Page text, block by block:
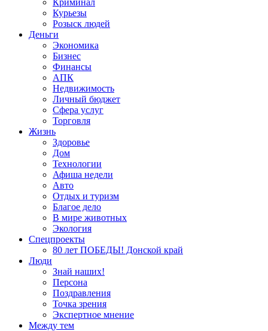
Криминал
Курьезы
Розыск людей
Деньги
Экономика
Бизнес
Финансы
АПК
Недвижимость
Личный бюджет
Сфера услуг
Торговля
Жизнь
Здоровье
Дом
Технологии
Афиша недели
Авто
Отдых и туризм
Благое дело
В мире животных
Экология
Спецпроекты
80 лет ПОБЕДЫ! Донской край
Люди
Знай наших!
Персона
Поздравления
Точка зрения
Экспертное мнение
Между тем